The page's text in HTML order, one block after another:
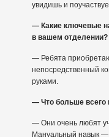
увидишь и
— Какие ключевые
в вашем отделении?
— Ребята
непосредственный
руками.
— Что больше всего
— Они очень любят
Мануальный навык